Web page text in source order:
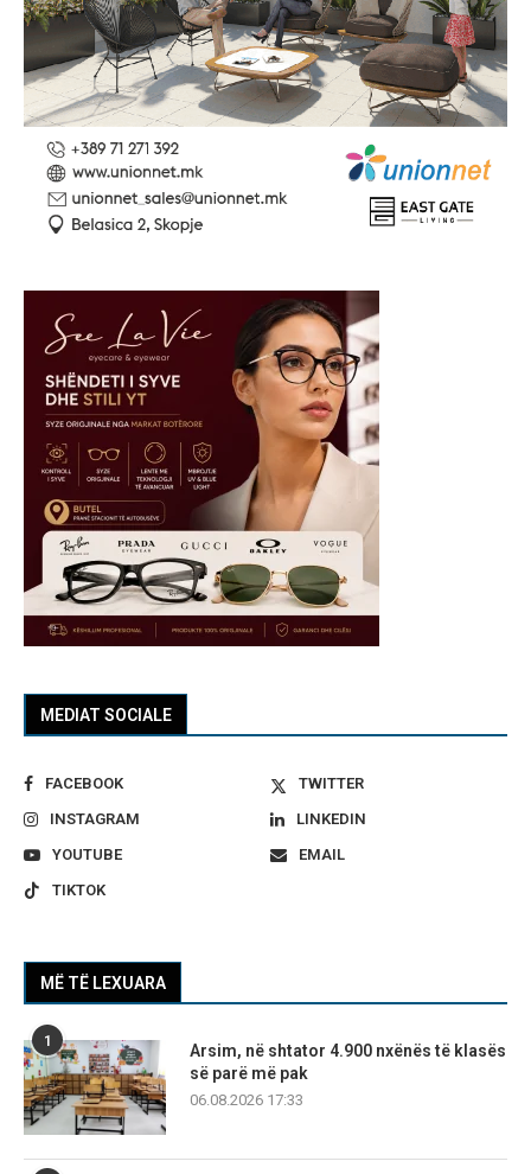
MEDIAT SOCIALE
FACEBOOK
TWITTER
INSTAGRAM
LINKEDIN
YOUTUBE
EMAIL
TIKTOK
MË TË LEXUARA
1
Arsim, në shtator 4.900 nxënës të klasës
së parë më pak
06.08.2026 17:33